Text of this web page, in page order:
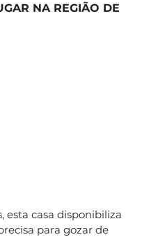
NA REGIÃO DE
esta casa disponibiliza
para gozar de